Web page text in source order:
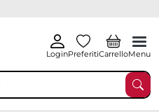
LoginPreferitiCarrelloMenu